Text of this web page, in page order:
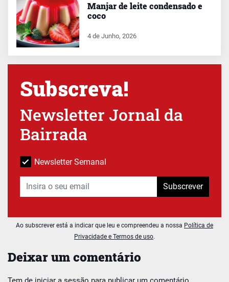
Deixar um comentário
Manjar de leite condensado e
coco
4 de Junho, 2026
Subscreva!
Newsletter Jornal da
Bairrada
Newsletter Semanal
Subscrever
Ao subscrever está a indicar que leu e compreendeu a nossa Política de
Privacidade e Termos de uso.